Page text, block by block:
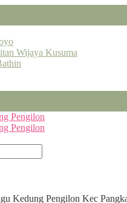
Wijaya Kusuma
Kedung Pengilon Kec